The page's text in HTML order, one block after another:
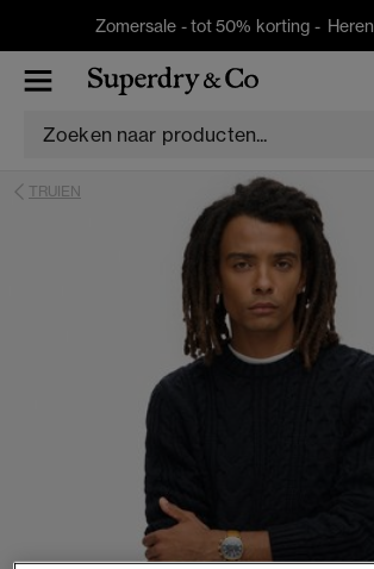
Zomersale - tot 50% korting - Heren
TRUIEN